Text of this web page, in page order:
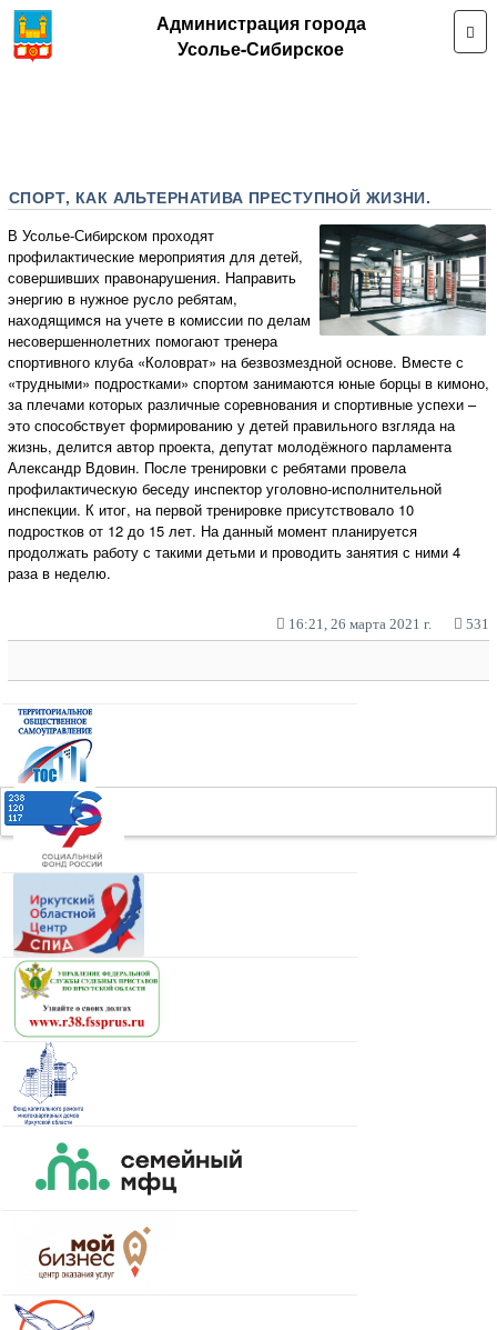
Администрация города
Усолье-Сибирское
СПОРТ, КАК АЛЬТЕРНАТИВА ПРЕСТУПНОЙ ЖИЗНИ.
В Усолье-Сибирском проходят
профилактические мероприятия для детей,
совершивших правонарушения. Направить
энергию в нужное русло ребятам,
находящимся на учете в комиссии по делам
несовершеннолетних помогают тренера
спортивного клуба «Коловрат» на безвозмездной основе. Вместе с
«трудными» подростками» спортом занимаются юные борцы в кимоно,
за плечами которых различные соревнования и спортивные успехи –
это способствует формированию у детей правильного взгляда на
жизнь, делится автор проекта, депутат молодёжного парламента
Александр Вдовин. После тренировки с ребятами провела
профилактическую беседу инспектор уголовно-исполнительной
инспекции. К итог, на первой тренировке присутствовало 10
подростков от 12 до 15 лет. На данный момент планируется
продолжать работу с такими детьми и проводить занятия с ними 4
раза в неделю.
16:21, 26 марта 2021 г. 531